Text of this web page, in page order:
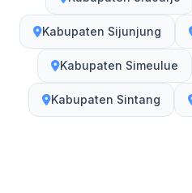
Kabupaten Sijunjung
Kabupaten Simeulue
Kabupaten Sintang